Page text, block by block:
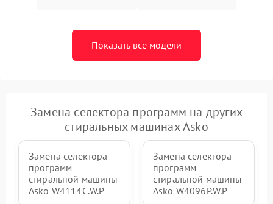
Показать все модели
Замена селектора программ на других
стиральных машинах Asko
Замена селектора
программ
стиральной машины
Asko W4114C.W.P
Замена селектора
программ
стиральной машины
Asko W4096P.W.P